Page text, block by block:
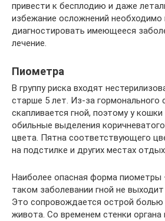
привести к бесплодию и даже
избежание осложнений
диагностировать имеющееся
лечение.
Пиометра
В группу риска входят
старше 5 лет. Из-за гормонального
скапливается гной, поэтому у
обильные выделения
цвета. Пятна соответствующего
на подстилке и других местах
Наиболее опасная форма пиометры
таком заболевании гной не
Это сопровождается острой болью
живота. Со временем стенки